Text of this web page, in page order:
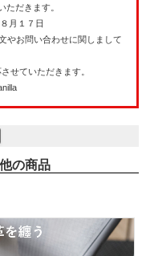
ただきます。
月１７日
やお問い合わせに関しまして
せていただきます。
の商品